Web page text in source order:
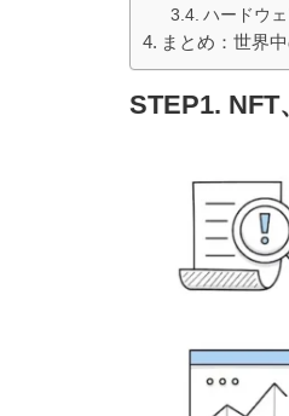
ハードウ
まとめ：世界
STEP1.